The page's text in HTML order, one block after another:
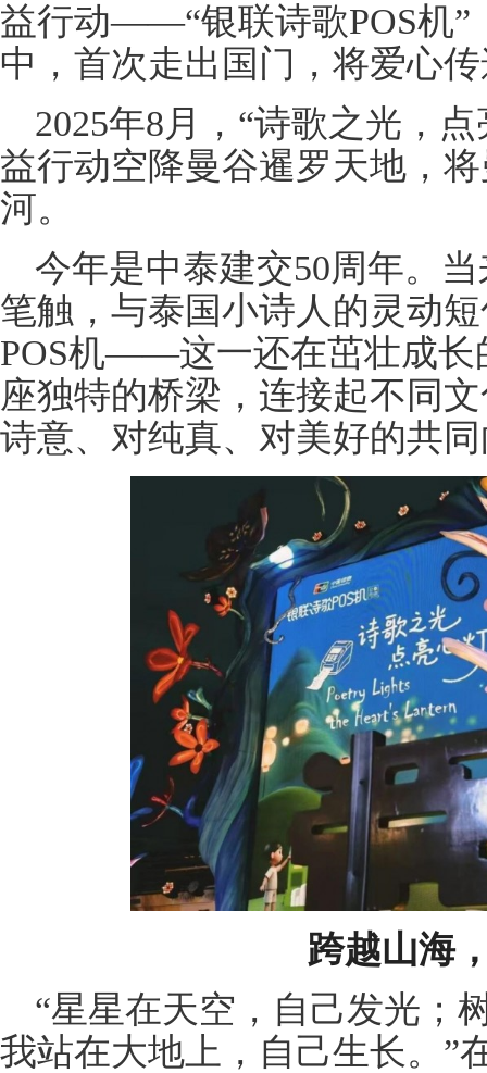
益行动——“银联诗歌POS机”
中，首次走出国门，将爱心
2025年8月，“诗歌之光，
益行动空降曼谷暹罗天地，
河。
今年是中泰建交50周年。
笔触，与泰国小诗人的灵动
POS机——这一还在茁壮成长
座独特的桥梁，连接起不同
诗意、对纯真、对美好的共
跨越山海
“星星在天空，自己发光；
我站在大地上，自己生长。”